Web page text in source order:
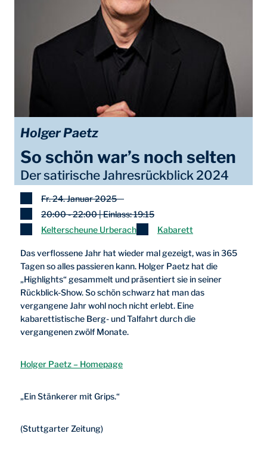
Holger Paetz
So schön war’s noch selten
Der satirische Jahresrückblick 2024
Fr. 24. Januar 2025
20:00 - 22:00 | Einlass: 19:15
Kelterscheune Urberach
Kabarett
Das verflossene Jahr hat wieder mal gezeigt, was in 365
Tagen so alles passieren kann. Holger Paetz hat die
„Highlights“ gesammelt und präsentiert sie in seiner
Rückblick-Show. So schön schwarz hat man das
vergangene Jahr wohl noch nicht erlebt. Eine
kabarettistische Berg- und Talfahrt durch die
vergangenen zwölf Monate.
Holger Paetz – Homepage
„Ein Stänkerer mit Grips.“
(Stuttgarter Zeitung)